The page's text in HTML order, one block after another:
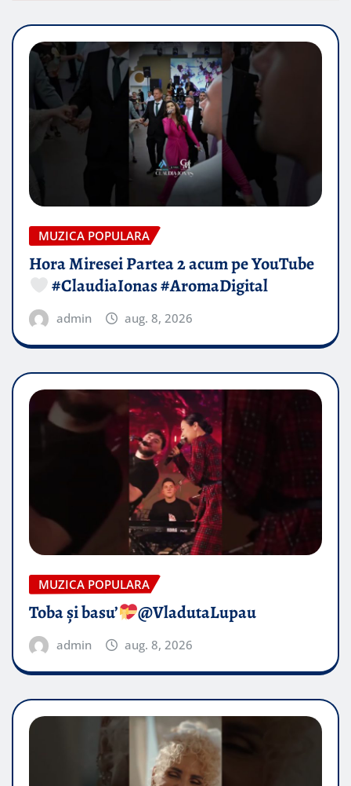
MUZICA POPULARA
Hora Miresei Partea 2 acum pe YouTube
#ClaudiaIonas #AromaDigital
admin aug. 8, 2026
MUZICA POPULARA
Toba și basu’ @VladutaLupau
admin aug. 8, 2026